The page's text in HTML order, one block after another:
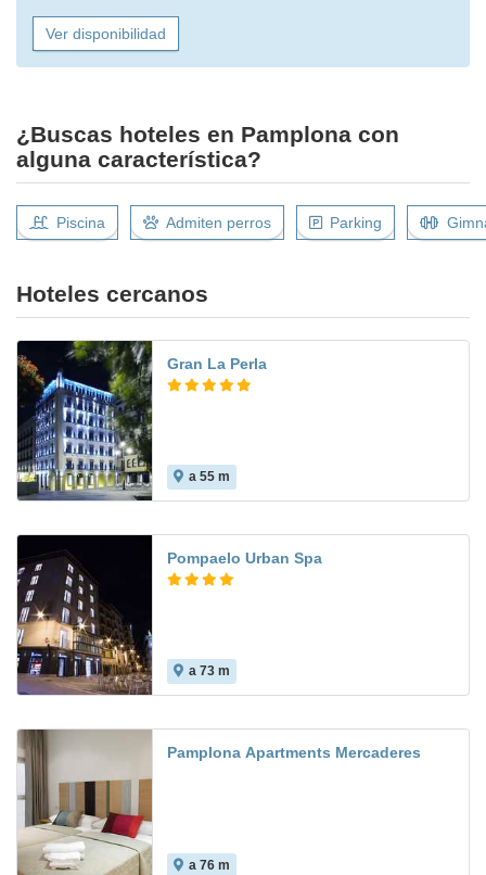
Ver disponibilidad
¿Buscas hoteles en Pamplona con
alguna característica?
Piscina Admiten perros Parking
Hoteles cercanos
Gran La Perla
a 55 m
Pompaelo Urban Spa
a 73 m
Pamplona Apartments Mercaderes
a 76 m